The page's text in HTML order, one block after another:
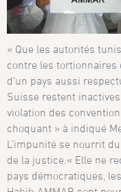
« Que les autorités
contre les tortionnaires
d’un pays aussi
Suisse restent
violation des
choquant » à indiqué
L’impunité se nourrit
de la justice.« Elle ne
pays démocratiques,